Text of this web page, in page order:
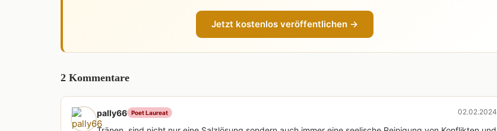
Jetzt kostenlos veröffentlichen →
2 Kommentare
pally66 Poet Laureat 02.02.2024